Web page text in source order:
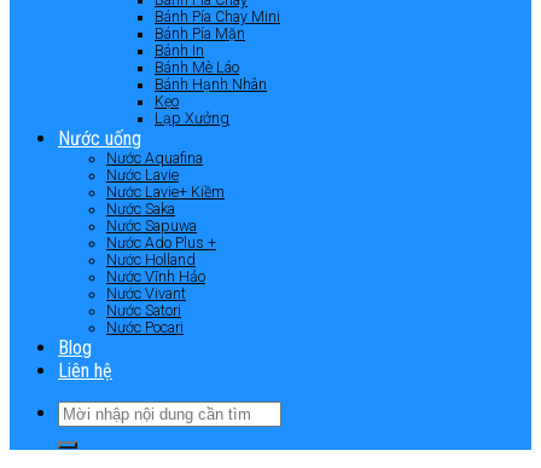
Bánh Pía Chay Mini
Bánh Pía Mặn
Bánh In
Bánh Mè Láo
Bánh Hạnh Nhân
Kẹo
Lạp Xưởng
Nước uống
Nước Aquafina
Nước Lavie
Nước Lavie+ Kiềm
Nước Saka
Nước Sapuwa
Nước Ado Plus +
Nước Holland
Nước Vĩnh Hảo
Nước Vivant
Nước Satori
Nước Pocari
Blog
Liên hệ